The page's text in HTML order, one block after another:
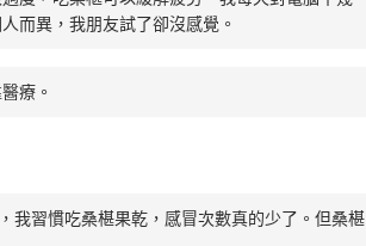
而異，我朋友試了卻沒感覺。
療。
我習慣吃桑椹果乾，感冒次數真的少了。但桑椹